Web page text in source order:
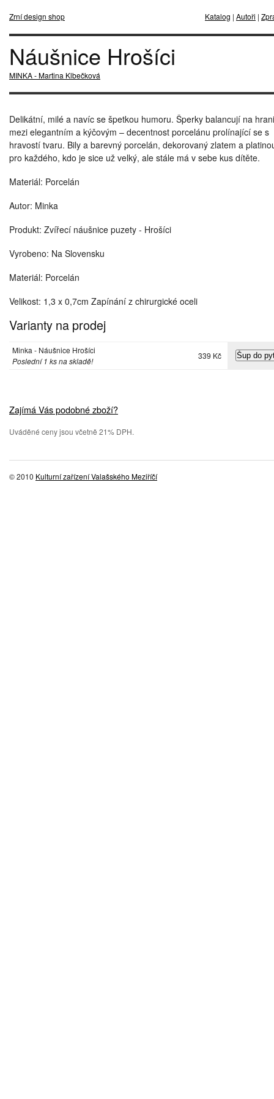
Zrní design shop Katalog | Autoři |
Náušnice Hrošíci
MINKA - Martina Klbečková
Delikátní, milé a navíc se špetkou humoru. Šperky balancují na
mezi elegantním a kýčovým – decentnost porcelánu prolínající se s
hravostí tvaru. Bily a barevný porcelán, dekorovaný zlatem a
pro každého, kdo je sice už velký, ale stále má v sebe kus dítěte.
Materiál: Porcelán
Autor: Minka
Produkt: Zvířecí náušnice puzety - Hrošíci
Vyrobeno: Na Slovensku
Materiál: Porcelán
Velikost: 1,3 x 0,7cm Zapínání z chirurgické oceli
Varianty na prodej
Minka - Náušnice Hrošíci
Poslední 1 ks na skladě!
339 Kč
Zajímá Vás podobné zboží?
Uváděné ceny jsou včetně 21% DPH.
© 2010 Kulturní zařízení Valašského Meziříčí